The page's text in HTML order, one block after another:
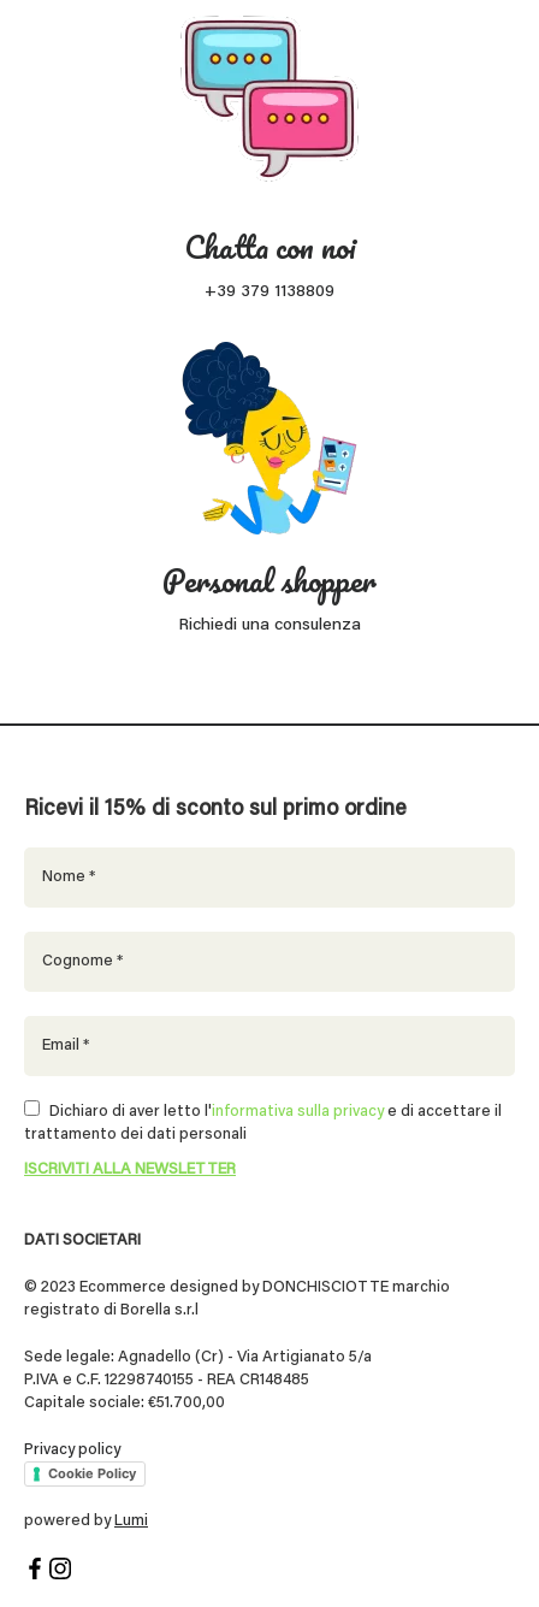
Chatta con noi
+39 379 1138809
Personal shopper
Richiedi una consulenza
DATI SOCIETARI
© 2023 Ecommerce designed by DONCHISCIOTTE marchio
registrato di Borella s.r.l
Sede legale: Agnadello (Cr) - Via Artigianato 5/a
P.IVA e C.F. 12298740155 - REA CR148485
Capitale sociale: €51.700,00
Privacy policy
Cookie Policy
powered by Lumi
Ricevi il 15% di sconto sul primo ordine
Dichiaro di aver letto l'informativa sulla privacye di accettare il
trattamento dei dati personali